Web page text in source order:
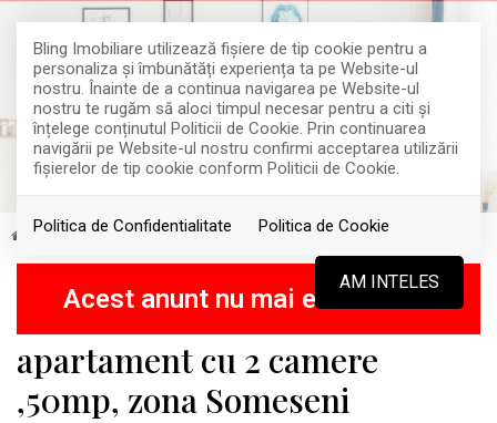
Bling Imobiliare utilizează fişiere de tip cookie pentru a
personaliza și îmbunătăți experiența ta pe Website-ul
nostru. Înainte de a continua navigarea pe Website-ul
nostru te rugăm să aloci timpul necesar pentru a citi și
înțelege conținutul Politicii de Cookie. Prin continuarea
navigării pe Website-ul nostru confirmi acceptarea utilizării
fişierelor de tip cookie conform Politicii de Cookie.
Politica de Confidentialitate Politica de Cookie
AM INTELES
Inchiriere Apartamente Cluj-Napoca Someseni
Acest anunt nu mai este activ !
apartament cu 2 camere
,50mp, zona Someseni